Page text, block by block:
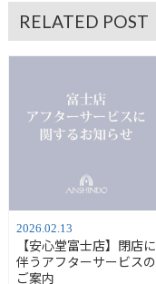
RELATED POST
2026.02.13
【安心堂富士店】閉店に
伴うアフターサービスの
ご案内